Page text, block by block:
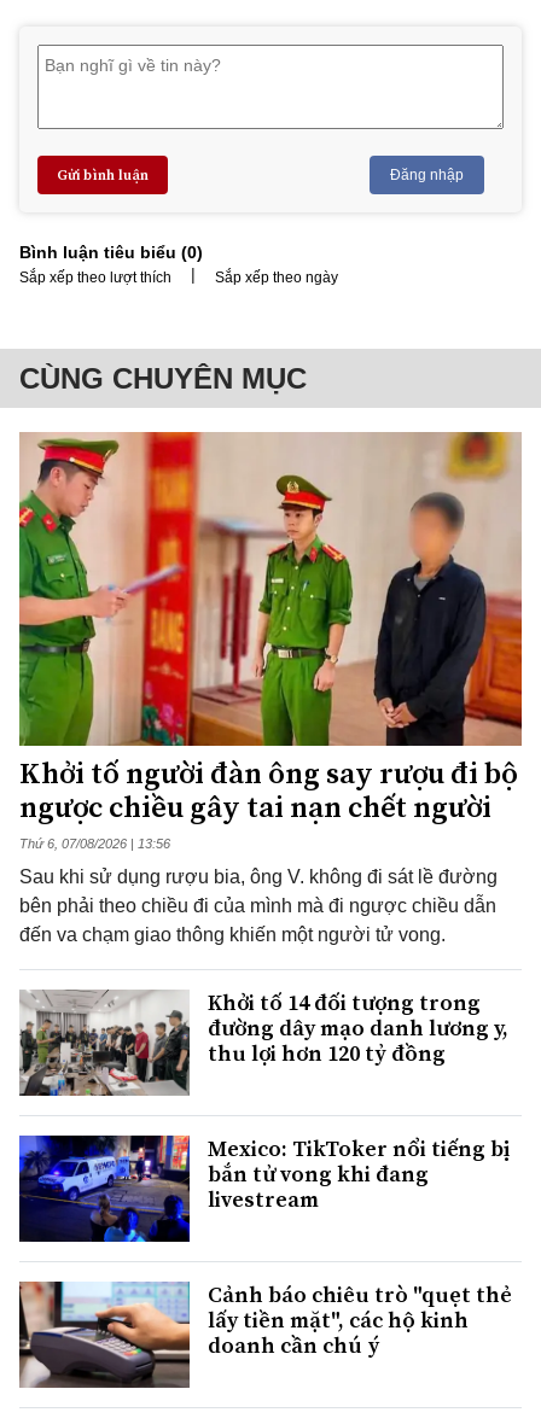
Gửi bình luận Đăng nhập
Bình luận tiêu biểu (0)
Sắp xếp theo lượt thích | Sắp xếp theo ngày
CÙNG CHUYÊN MỤC
Khởi tố người đàn ông say rượu đi bộ
ngược chiều gây tai nạn chết người
Thứ 6, 07/08/2026 | 13:56
Sau khi sử dụng rượu bia, ông V. không đi sát lề đường
bên phải theo chiều đi của mình mà đi ngược chiều dẫn
đến va chạm giao thông khiến một người tử vong.
Khởi tố 14 đối tượng trong
đường dây mạo danh lương y,
thu lợi hơn 120 tỷ đồng
Mexico: TikToker nổi tiếng bị
bắn tử vong khi đang
livestream
Cảnh báo chiêu trò "quẹt thẻ
lấy tiền mặt", các hộ kinh
doanh cần chú ý